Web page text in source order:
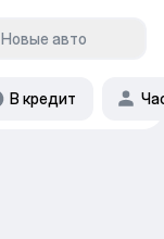
Новые авто
В кредит